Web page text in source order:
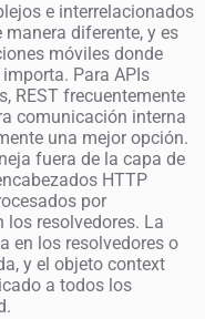
e interrelacionados
diferente, y es
móviles donde
Para APIs
REST frecuentemente
comunicación interna
una mejor opción.
fuera de la capa de
HTTP
por
los resolvedores. La
en los resolvedores o
y el objeto context
a todos los